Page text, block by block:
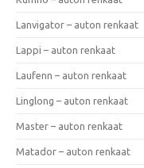
Lanvigator – auton renkaat
Lappi – auton renkaat
Laufenn – auton renkaat
Linglong – auton renkaat
Master – auton renkaat
Matador – auton renkaat